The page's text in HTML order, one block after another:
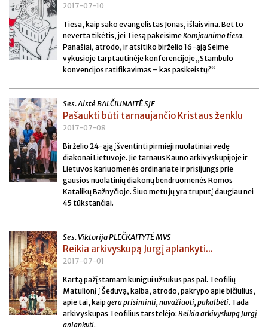
2017-07-10
Tiesa, kaip sako evangelistas Jonas, išlaisvina. Bet to
neverta tikėtis, jei Tiesą pakeisimeKomjaunimo tiesa.
Panašiai, atrodo, ir atsitiko birželio 16-ąją Seime
vykusioje tarptautinėje konferencijoje „Stambulo
konvencijos ratifikavimas – kas pasikeistų?“
Ses. Aistė BALČIŪNAITĖ SJE
Pašaukti būti tarnaujančio Kristaus ženklu
2017-07-08
Birželio 24-ąją įšventinti pirmieji nuolatiniai vedę
diakonai Lietuvoje. Jie tarnaus Kauno arkivyskupijoje ir
Lietuvos kariuomenės ordinariate ir prisijungs prie
gausios nuolatinių diakonų bendruomenės Romos
Katalikų Bažnyčioje. Šiuo metu jų yra truputį daugiau nei
45 tūkstančiai.
Ses. Viktorija PLEČKAITYTĖ MVS
Reikia arkivyskupą Jurgį aplankyti...
2017-07-01
Kartą pažįstamam kunigui užsukus pas pal. Teofilių
Matulionį į Šeduvą, kalba, atrodo, pakrypo apie bičiulius,
apie tai, kaip gera prisiminti, nuvažiuoti, pakalbėti. Tada
arkivyskupas Teofilius tarstelėjo: Reikia arkivyskupą Jurgį
aplankyti.